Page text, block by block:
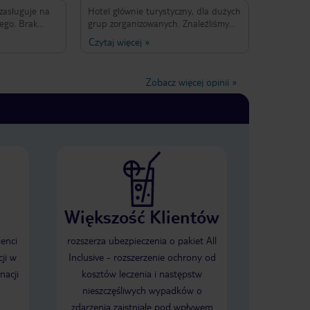
na
pokoju,
Na
zamówić
„za dużo
dużo
jakieś
sama... z
żeby nie
panie z
do
8 rano...
Hotel głównie turystyczny, dla dużych
grup zorganizowanych. Znaleźliśmy
się tam podczas przymusowego
pobytu w Wiedniu, skierowani przez
duża. Kolacja bardzo niesmaczna,
zaangażowania.
Czytaj więcej »
Zobacz więcej opinii »
w
Większość Klientów
rozszerza ubezpieczenia o pakiet All
Inclusive - rozszerzenie ochrony od
kosztów leczenia i następstw
nieszczęśliwych wypadków o
zdarzenia zaistniałe pod wpływem